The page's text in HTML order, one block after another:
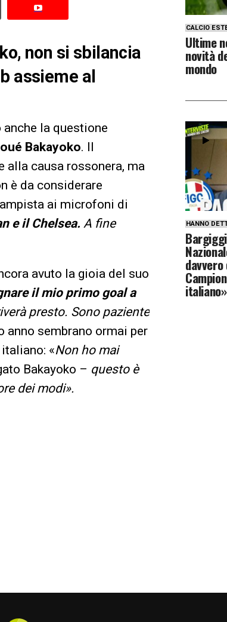
non si sbilancia
assieme al
anche la questione
Bakayoko. Il
causa rossonera, ma
è da considerare
ai microfoni di
e il Chelsea. A fine
avuto la gioia del suo
il mio primo goal a
presto. Sono paziente
sembrano ormai per
«Non ho mai
Bakayoko – questo è
dei modi».
CALCIO
Ultime
novità
mondo
HANNO
italiano»